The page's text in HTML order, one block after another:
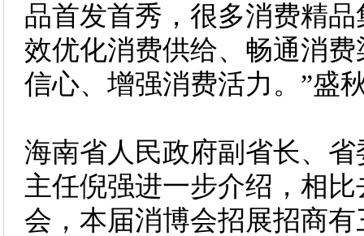
品首发首秀，很多消费精
效优化消费供给、畅通消
信心、增强消费活力。”盛
海南省人民政府副省长、
主任倪强进一步介绍，相
会，本届消博会招展招商